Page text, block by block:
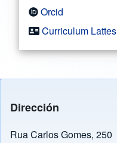
Orcid
Curriculum Lattes
Dirección
Rua Carlos Gomes, 250